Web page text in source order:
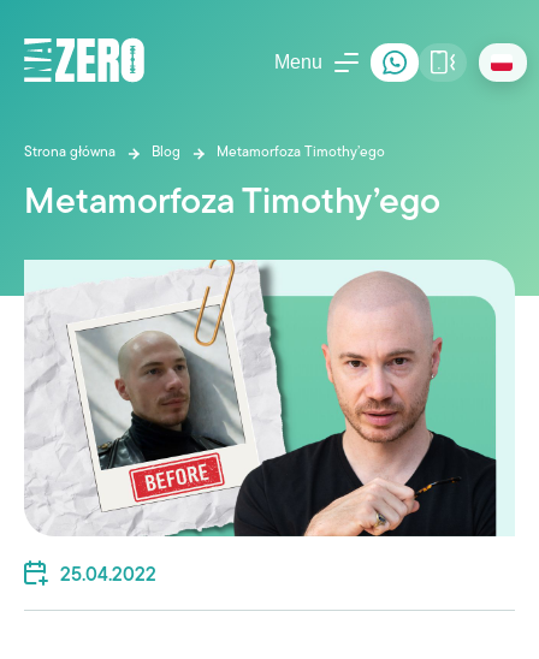
Menu
Strona główna Blog Metamorfoza Timothy’ego
Metamorfoza Timothy’ego
25.04.2022